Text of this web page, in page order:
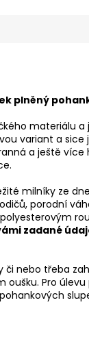
plněný
materiálu a
variant a sice
a ještě více
milníky ze
porodní
zadané
či nebo třeba
oušku. Pro úlevu